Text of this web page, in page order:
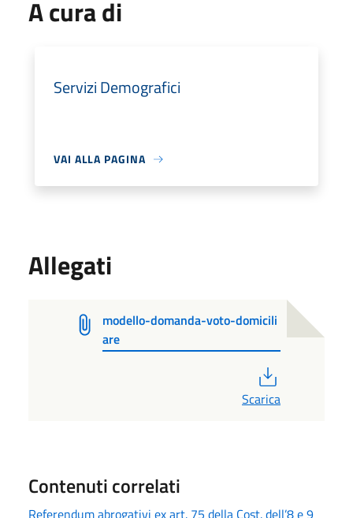
A cura di
Servizi Demografici
VAI ALLA PAGINA
Allegati
modello-domanda-voto-domicili
are
Scarica
Contenuti correlati
Referendum abrogativi ex art. 75 della Cost. dell’8 e 9